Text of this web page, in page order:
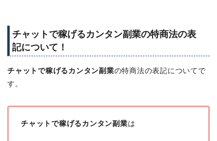
チャットで稼げるカンタン副業の特商法の表
記について！
チャットで稼げるカンタン副業の特商法の表記についてで
す。
チャットで稼げるカンタン副業は